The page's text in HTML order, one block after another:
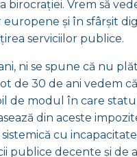
birocrației. Vrem să
și în sfârșit
serviciilor publice.
ni se spune că nu
de 30 de ani vedem
de modul în care
din aceste
cu
publice decente și de